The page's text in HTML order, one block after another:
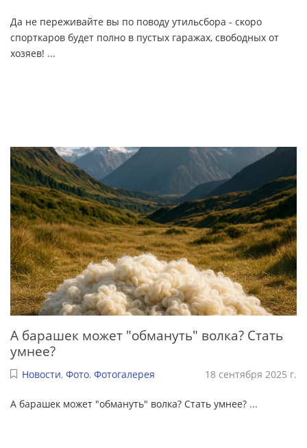
Да не переживайте вы по поводу утильсбора - скоро
спорткаров будет полно в пустых гаражах, свободных от
хозяев! ...
А барашек может "обмануть" волка? Стать
умнее?
Новости, Фото, Фотогалерея 18 сентября 2025 г.
А барашек может "обмануть" волка? Стать умнее? ...